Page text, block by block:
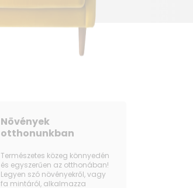
Növények
otthonunkban
Természetes közeg könnyedén
és egyszerűen az otthonában!
Legyen szó növényekről, vagy
fa mintáról, alkalmazza